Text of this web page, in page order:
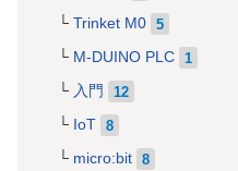
Trinket M0 5
M-DUINO PLC 1
入門 12
IoT 8
micro:bit 8